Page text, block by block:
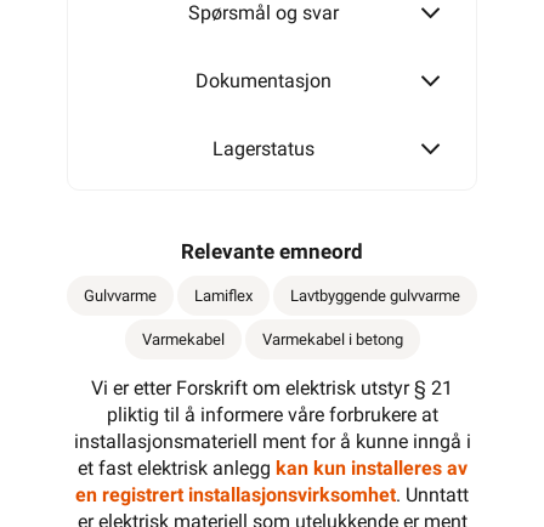
Spørsmål og svar
Dokumentasjon
Lagerstatus
Relevante emneord
Gulvvarme Lamiflex Lavtbyggende gulvvarme
Varmekabel Varmekabel i betong
Vi er etter Forskrift om elektrisk utstyr § 21
pliktig til å informere våre forbrukere at
installasjonsmateriell ment for å kunne inngå i
et fast elektrisk anlegg kan kun installeres av
en registrert installasjonsvirksomhet. Unntatt
er elektrisk materiell som utelukkende er ment